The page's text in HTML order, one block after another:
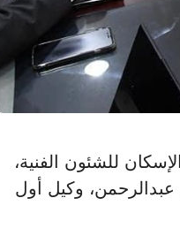
الإسكان للشئون الفنية،
عبدالرحمن، وكيل أول